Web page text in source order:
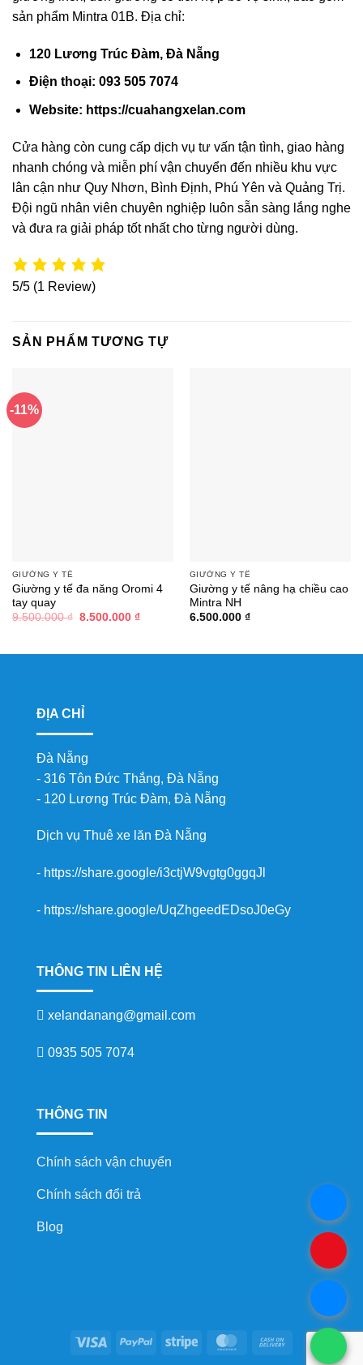
sản phẩm Mintra 01B. Địa chỉ:
120 Lương Trúc Đàm, Đà Nẵng
Điện thoại: 093 505 7074
Website: https://cuahangxelan.com
Cửa hàng còn cung cấp dịch vụ tư vấn tận tình, giao hàng
nhanh chóng và miễn phí vận chuyển đến nhiều khu vực
lân cận như Quy Nhơn, Bình Định, Phú Yên và Quảng Trị.
Đội ngũ nhân viên chuyên nghiệp luôn sẵn sàng lắng nghe
và đưa ra giải pháp tốt nhất cho từng người dùng.
5/5 (1 Review)
SẢN PHẨM TƯƠNG TỰ
-11%
GIƯỜNG Y TẾ
Giường y tế đa năng Oromi 4
tay quay
9.500.000₫ Giá
8.500.000 ₫Giá
GIƯỜNG Y TẾ
Giường y tế nâng hạ chiều cao
Mintra NH
6.500.000 ₫
ĐỊA CHỈ
Đà Nẵng
- 316 Tôn Đức Thắng, Đà Nẵng
- 120 Lương Trúc Đàm, Đà Nẵng
Dịch vụ Thuê xe lăn Đà Nẵng
- https://share.google/i3ctjW9vgtg0ggqJl
- https://share.google/UqZhgeedEDsoJ0eGy
THÔNG TIN LIÊN HỆ
xelandanang@gmail.com
0935 505 7074
THÔNG TIN
Chính sách vận chuyển
Chính sách đổi trả
Blog
Visa PayPal Stripe MasterCardCash